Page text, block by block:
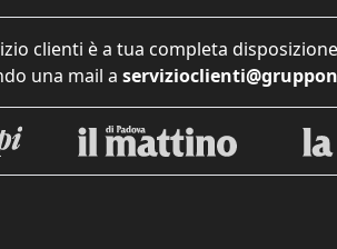
clienti è a tua completa
una mail a